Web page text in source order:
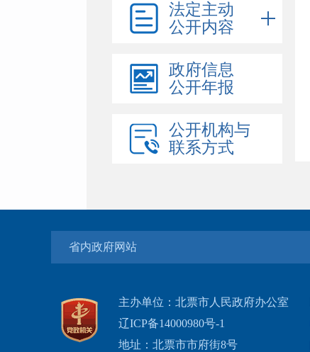
法定主动
公开内容
政府信息
公开年报
公开机构与
联系方式
省内政府网站
主办单位：北票市人民政府办公室
辽ICP备14000980号-1
地址：北票市市府街8号